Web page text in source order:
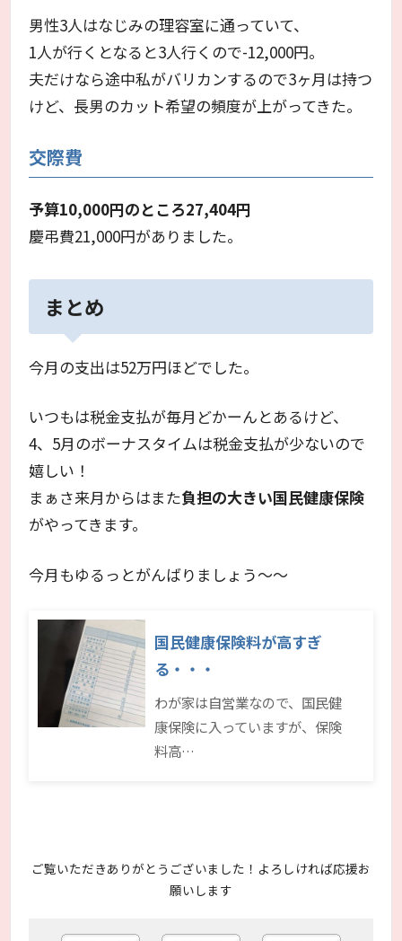
男性3人はなじみの理容室に通っていて、
1人が行くとなると3人行くので-12,000円。
夫だけなら途中私がバリカンするので3ヶ月は持つ
けど、長男のカット希望の頻度が上がってきた。
交際費
予算10,000円のところ27,404円
慶弔費21,000円がありました。
まとめ
今月の支出は52万円ほどでした。
いつもは税金支払が毎月どかーんとあるけど、
4、5月のボーナスタイムは税金支払が少ないので
嬉しい！
まぁさ来月からはまた負担の大きい国民健康保険
がやってきます。
今月もゆるっとがんばりましょう～～
国民健康保険料が高すぎ
る・・・
わが家は自営業なので、国民健
康保険に入っていますが、保険
料高…
ご覧いただきありがとうございました！よろしければ応援お
願いします